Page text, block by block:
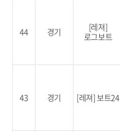
44 경기
[레져]
로그보트
43 경기 [레져] 보트24